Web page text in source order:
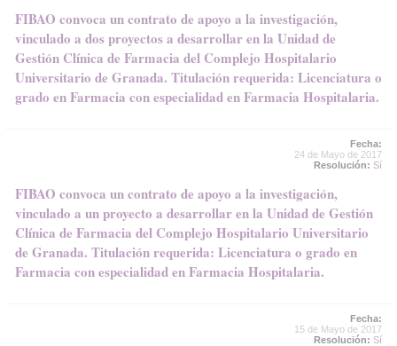
FIBAO convoca un contrato de apoyo a la investigación,
vinculado a dos proyectos a desarrollar en la Unidad de
Gestión Clínica de Farmacia del Complejo Hospitalario
Universitario de Granada. Titulación requerida: Licenciatura o
grado en Farmacia con especialidad en Farmacia Hospitalaria.
Fecha:
24 de Mayo de 2017
Resolución: Sí
FIBAO convoca un contrato de apoyo a la investigación,
vinculado a un proyecto a desarrollar en la Unidad de Gestión
Clínica de Farmacia del Complejo Hospitalario Universitario
de Granada. Titulación requerida: Licenciatura o grado en
Farmacia con especialidad en Farmacia Hospitalaria.
Fecha:
15 de Mayo de 2017
Resolución: Sí